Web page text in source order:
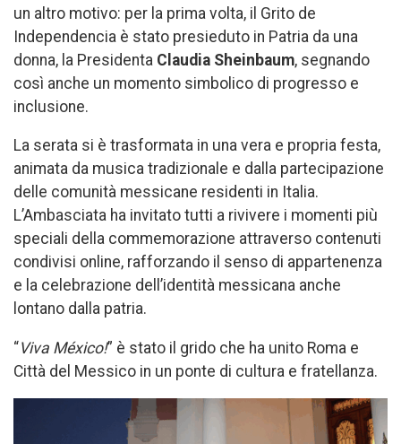
un altro motivo: per la prima volta, il Grito de
Independencia è stato presieduto in Patria da una
donna, la Presidenta Claudia Sheinbaum, segnando
così anche un momento simbolico di progresso e
inclusione.
La serata si è trasformata in una vera e propria festa,
animata da musica tradizionale e dalla partecipazione
delle comunità messicane residenti in Italia.
L’Ambasciata ha invitato tutti a rivivere i momenti più
speciali della commemorazione attraverso contenuti
condivisi online, rafforzando il senso di appartenenza
e la celebrazione dell’identità messicana anche
lontano dalla patria.
“Viva México!” è stato il grido che ha unito Roma e
Città del Messico in un ponte di cultura e fratellanza.